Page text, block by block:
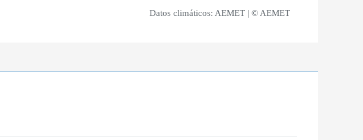
Datos climáticos: AEMET | © AEMET